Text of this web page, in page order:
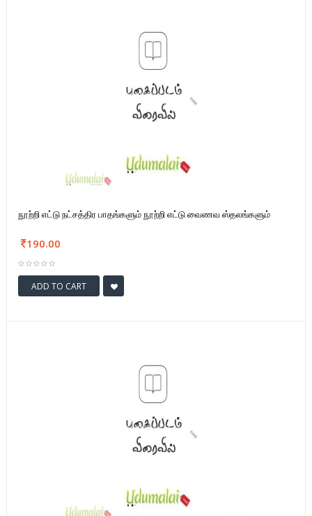
நூற்றி எட்டு நட்சத்திர பாதங்களும் நூற்றி எட்டு வைணவ ஸ்தலங்களும்
190.00
ADD TO CART